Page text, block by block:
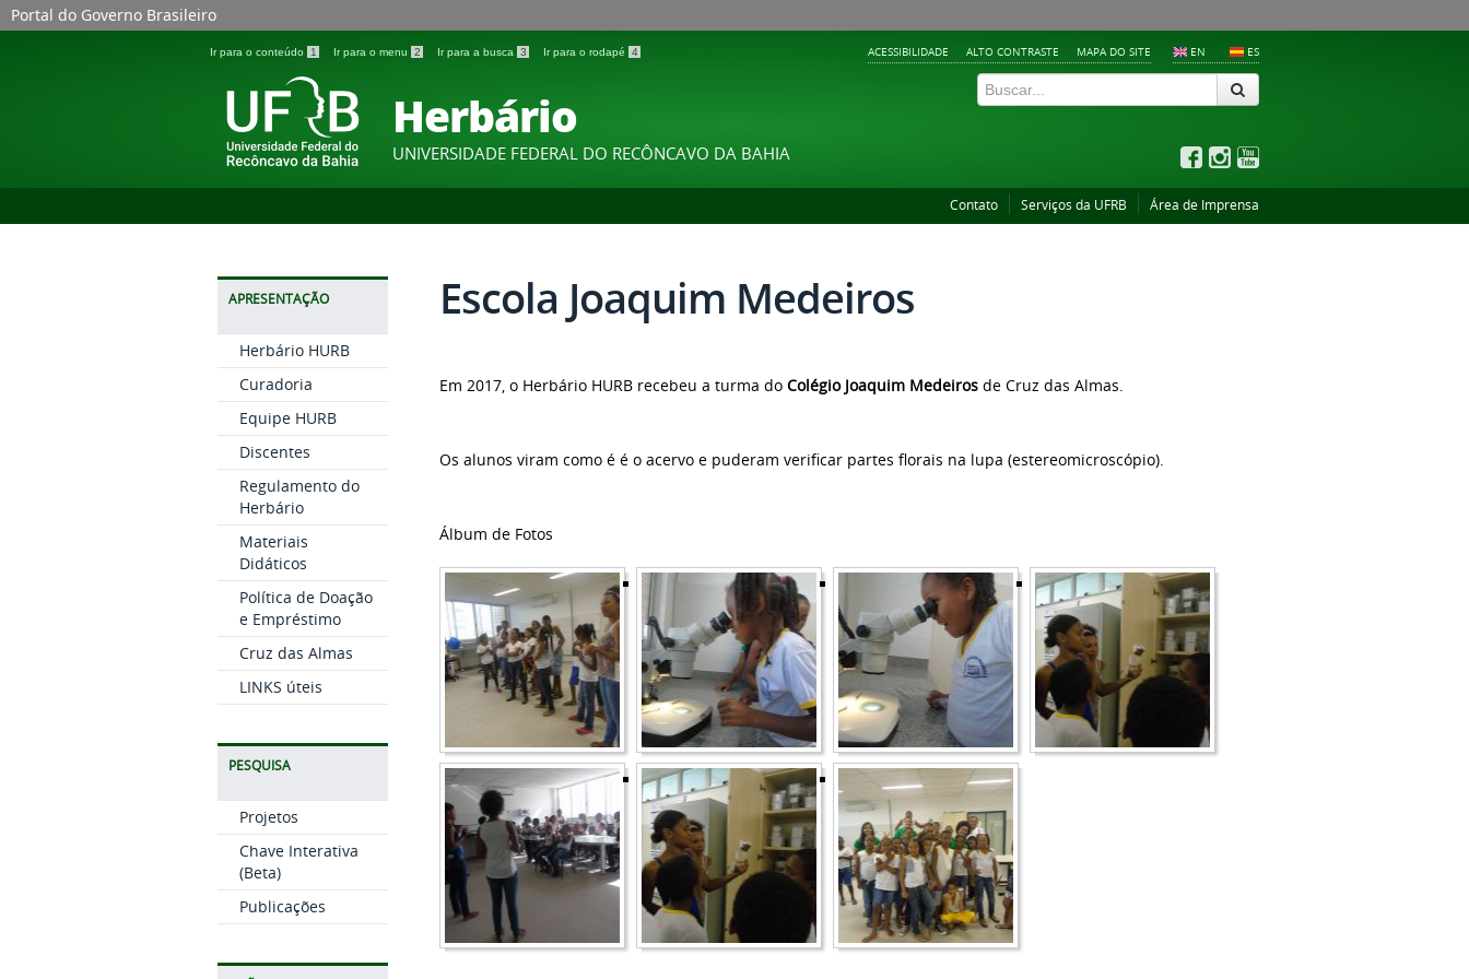
Portal do Governo Brasileiro
Ir para o conteúdo 1 Ir para o menu 2 Ir para a busca 3 Ir para o rodapé 4 EN ES
ACESSIBILIDADE ALTO CONTRASTE MAPA DO SITE
Herbário
UNIVERSIDADE FEDERAL DO RECÔNCAVO DA BAHIA
Contato Serviços da UFRB Área de Imprensa
APRESENTAÇÃO
Herbário HURB
Curadoria
Equipe HURB
Discentes
Regulamento do
Herbário
Materiais
Didáticos
Política de Doação
e Empréstimo
Cruz das Almas
LINKS úteis
PESQUISA
Projetos
Chave Interativa
(Beta)
Publicações
Escola Joaquim Medeiros
Em 2017, o Herbário HURB recebeu a turma do Colégio Joaquim Medeiros de Cruz das Almas.
Os alunos viram como é é o acervo e puderam verificar partes florais na lupa (estereomicroscópio).
Álbum de Fotos